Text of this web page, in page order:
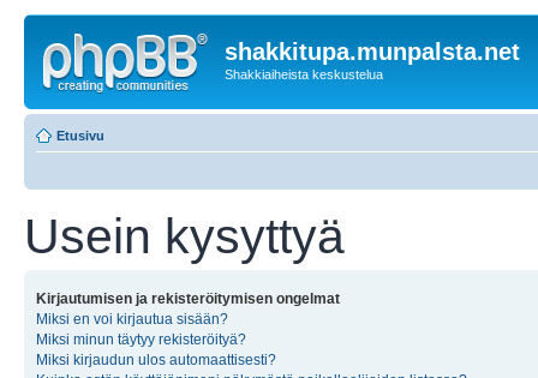
shakkitupa.munpalsta.net
Shakkiaiheista keskustelua
Etusivu
Usein kysyttyä
Kirjautumisen ja rekisteröitymisen ongelmat
Miksi en voi kirjautua sisään?
Miksi minun täytyy rekisteröityä?
Miksi kirjaudun ulos automaattisesti?